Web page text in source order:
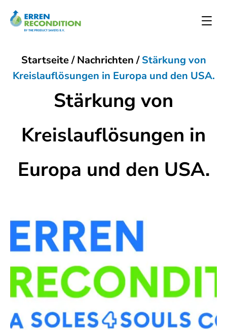
Startseite/Nachrichten/Stärkung von
Kreislauflösungen in Europa und den USA.
Stärkung von
Kreislauflösungen in
Europa und den USA.